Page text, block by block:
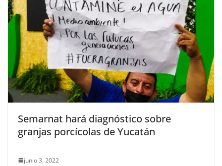
Semarnat hará diagnóstico sobre
granjas porcícolas de Yucatán
junio 3, 2022